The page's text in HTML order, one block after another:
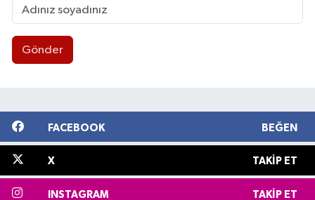
Gönder
FACEBOOK BEĞEN
X TAKIP ET
INSTAGRAM TAKIP ET